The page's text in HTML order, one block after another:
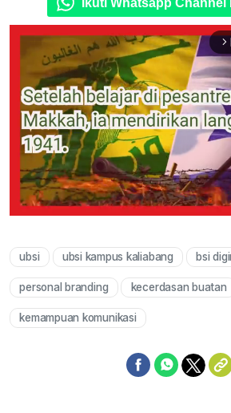
arrow_forward_ios
ubsi ubsi kampus kaliabang bsi
personal branding kecerdasan buatan
kemampuan komunikasi